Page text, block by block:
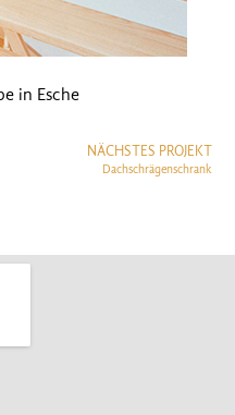
NÄCHSTES PROJEKT
Dachschrägenschrank